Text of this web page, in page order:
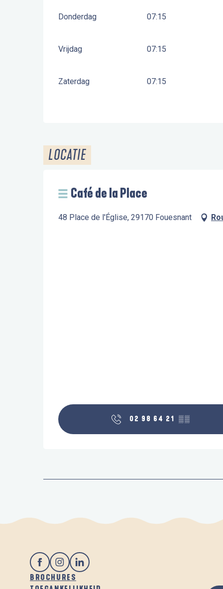
Donderdag 07:15
Vrijdag 07:15
Zaterdag 07:15
LOCATIE
Café de la Place
48 Place de l'Église, 29170 Fouesnant
02 98 64 21 ▒▒
BROCHURES